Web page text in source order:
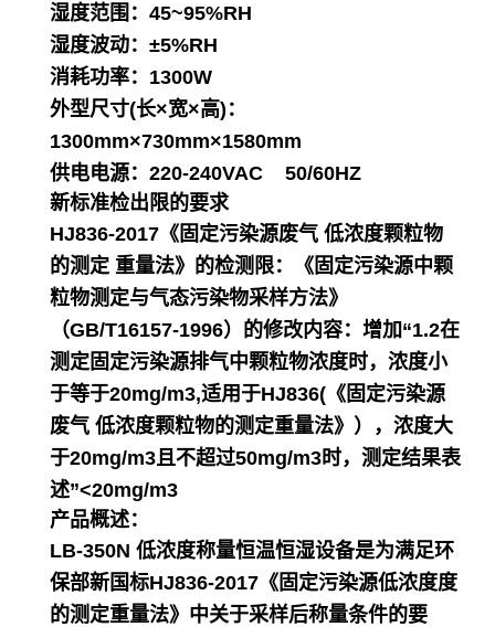
湿度范围：45~95%RH
湿度波动：±5%RH
消耗功率：1300W
外型尺寸(长×宽×高)：
1300mm×730mm×1580mm
供电电源：220-240VAC 50/60HZ
新标准检出限的要求
HJ836-2017《固定污染源废气 低浓度颗粒物
的测定 重量法》的检测限：《固定污染源中颗
粒物测定与气态污染物采样方法》
（GB/T16157-1996）的修改内容：增加“1.2在
测定固定污染源排气中颗粒物浓度时，浓度小
于等于20mg/m3,适用于HJ836(《固定污染源
废气 低浓度颗粒物的测定重量法》），浓度大
于20mg/m3且不超过50mg/m3时，测定结果表
述”<20mg/m3
产品概述：
LB-350N 低浓度称量恒温恒湿设备是为满足环
保部新国标HJ836-2017《固定污染源低浓度度
的测定重量法》中关于采样后称量条件的要